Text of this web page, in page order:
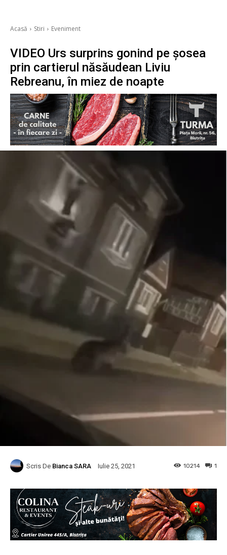
Acasă Stiri Eveniment
VIDEO Urs surprins gonind pe șosea
prin cartierul năsăudean Liviu
Rebreanu, în miez de noapte
Scris De Bianca SARA Iulie 25, 2021 1
10214